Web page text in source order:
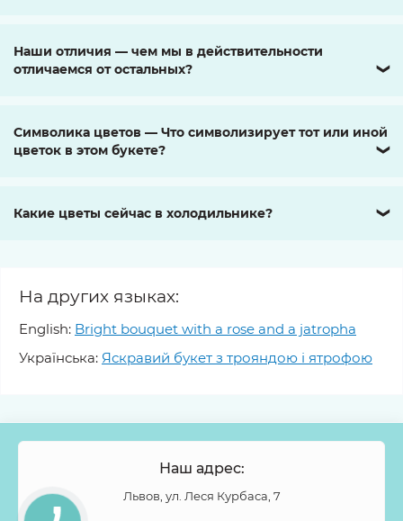
Наши отличия — чем мы в действительности
отличаемся от остальных?
❯
Символика цветов — Что символизирует тот или иной
цветок в этом букете?
❯
Какие цветы сейчас в холодильнике? ❯
На других языках:
English: Bright bouquet with a rose and a jatropha
Українська: Яскравий букет з трояндою і ятрофою
Наш адрес:
Львов, ул. Леся Курбаса, 7